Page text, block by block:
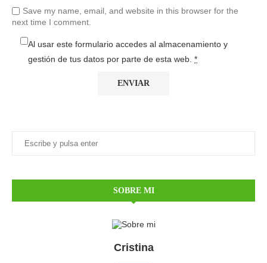
Save my name, email, and website in this browser for the
next time I comment.
Al usar este formulario accedes al almacenamiento y
gestión de tus datos por parte de esta web. *
SOBRE MI
Cristina